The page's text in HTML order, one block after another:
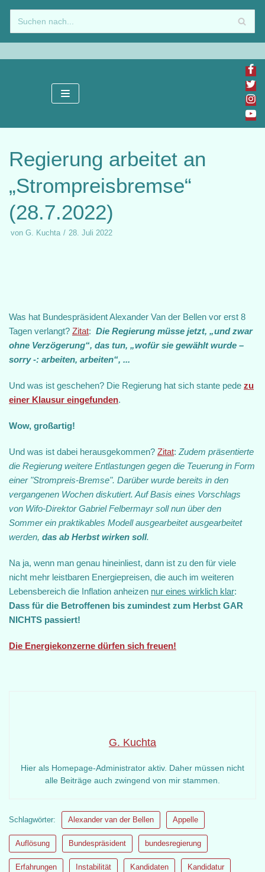
Zum
Inhalt
springen
Regierung arbeitet an
„Strompreisbremse“
(28.7.2022)
von G. Kuchta 28. Juli 2022
Was hat Bundespräsident Alexander Van der Bellen vor erst 8
Tagen verlangt? Zitat: Die Regierung müsse jetzt, „und zwar
ohne Verzögerung“, das tun, „wofür sie gewählt wurde –
sorry -: arbeiten, arbeiten“, ...
Und was ist geschehen? Die Regierung hat sich stante pede zu
einer Klausur eingefunden.
Wow, großartig!
Und was ist dabei herausgekommen? Zitat: Zudem präsentierte
die Regierung weitere Entlastungen gegen die Teuerung in Form
einer "Strompreis-Bremse". Darüber wurde bereits in den
vergangenen Wochen diskutiert. Auf Basis eines Vorschlags
von Wifo-Direktor Gabriel Felbermayr soll nun über den
Sommer ein praktikables Modell ausgearbeitet ausgearbeitet
werden, das ab Herbst wirken soll.
Na ja, wenn man genau hineinliest, dann ist zu den für viele
nicht mehr leistbaren Energiepreisen, die auch im weiteren
Lebensbereich die Inflation anheizen nur eines wirklich klar:
Dass für die Betroffenen bis zumindest zum Herbst GAR
NICHTS passiert!
Die Energiekonzerne dürfen sich freuen!
G. Kuchta
Hier als Homepage-Administrator aktiv. Daher müssen nicht
alle Beiträge auch zwingend von mir stammen.
Schlagwörter: Alexander van der Bellen Appelle
Auflösung Bundespräsident bundesregierung
Erfahrungen Instabilität Kandidaten Kandidatur